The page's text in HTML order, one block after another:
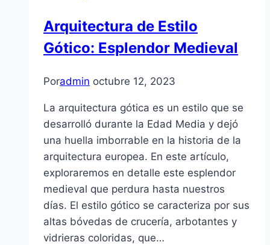
Arquitectura de Estilo
Gótico: Esplendor Medieval
Poradmin octubre 12, 2023
La arquitectura gótica es un estilo que se
desarrolló durante la Edad Media y dejó
una huella imborrable en la historia de la
arquitectura europea. En este artículo,
exploraremos en detalle este esplendor
medieval que perdura hasta nuestros
días. El estilo gótico se caracteriza por sus
altas bóvedas de crucería, arbotantes y
vidrieras coloridas, que…